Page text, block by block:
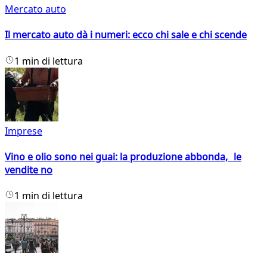
Mercato auto
Il mercato auto dà i numeri: ecco chi sale e chi scende
1 min di lettura
Imprese
Vino e olio sono nei guai: la produzione abbonda, le
vendite no
1 min di lettura